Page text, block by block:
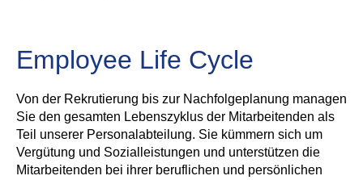
Employee Life Cycle
Von der Rekrutierung bis zur Nachfolgeplanung managen
Sie den gesamten Lebenszyklus der Mitarbeitenden als
Teil unserer Personalabteilung. Sie kümmern sich um
Vergütung und Sozialleistungen und unterstützen die
Mitarbeitenden bei ihrer beruflichen und persönlichen